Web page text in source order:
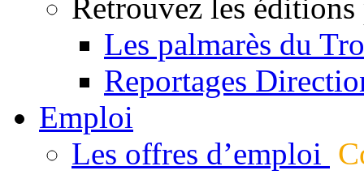
Retrouvez les éditions
Les palmarès du
Reportages
Emploi
Les offres d’emploi